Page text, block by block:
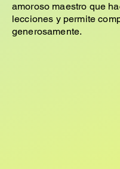
amoroso maestro que
lecciones y permite
generosamente.